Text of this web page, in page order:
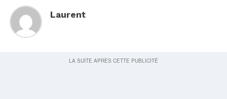
Laurent